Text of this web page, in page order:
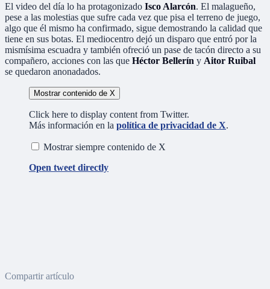
El video del día lo ha protagonizado Isco Alarcón. El malagueño,
pese a las molestias que sufre cada vez que pisa el terreno de juego,
algo que él mismo ha confirmado, sigue demostrando la calidad que
tiene en sus botas. El mediocentro dejó un disparo que entró por la
mismísima escuadra y también ofreció un pase de tacón directo a su
compañero, acciones con las que Héctor Bellerín y Aitor Ruibal
se quedaron anonadados.
Mostrar contenido de X
Click here to display content from Twitter.
Más información en la política de privacidad de X.
Mostrar siempre contenido de X
Open tweet directly
Compartir artículo